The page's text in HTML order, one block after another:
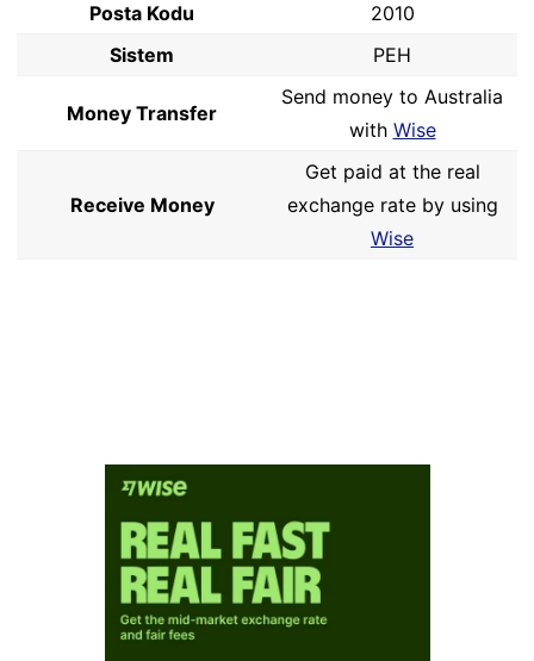
Posta Kodu
2010
Sistem
PEH
Money Transfer
Send money to Australia
with Wise
Receive Money
Get paid at the real
exchange rate by using
Wise